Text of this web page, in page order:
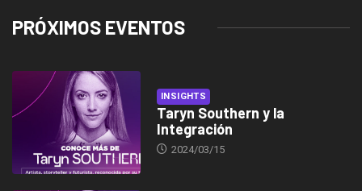
PRÓXIMOS EVENTOS
INSIGHTS
Taryn Southern y la
Integración
2024/03/15